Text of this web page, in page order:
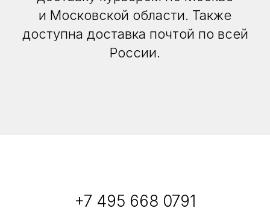
и Московской области. Также
доступна доставка почтой по всей
России.
+7 495 668 0791